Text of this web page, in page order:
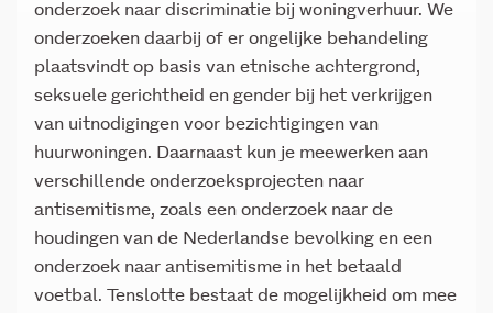
onderzoek naar discriminatie bij woningverhuur. We
onderzoeken daarbij of er ongelijke behandeling
plaatsvindt op basis van etnische achtergrond,
seksuele gerichtheid en gender bij het verkrijgen
van uitnodigingen voor bezichtigingen van
huurwoningen. Daarnaast kun je meewerken aan
verschillende onderzoeksprojecten naar
antisemitisme, zoals een onderzoek naar de
houdingen van de Nederlandse bevolking en een
onderzoek naar antisemitisme in het betaald
voetbal. Tenslotte bestaat de mogelijkheid om mee